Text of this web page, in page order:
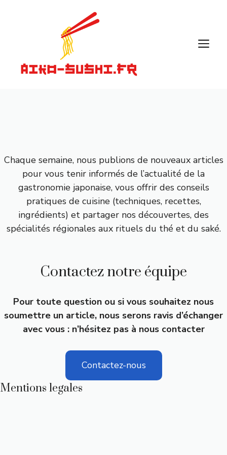
Chaque semaine, nous publions de nouveaux articles
pour vous tenir informés de l’actualité de la
gastronomie japonaise, vous offrir des conseils
pratiques de cuisine (techniques, recettes,
ingrédients) et partager nos découvertes, des
spécialités régionales aux rituels du thé et du saké.
Contactez notre équipe
Pour toute question ou si vous souhaitez nous
soumettre un article, nous serons ravis d’échanger
avec vous : n’hésitez pas à nous contacter
Contactez-nous
Mentions legales